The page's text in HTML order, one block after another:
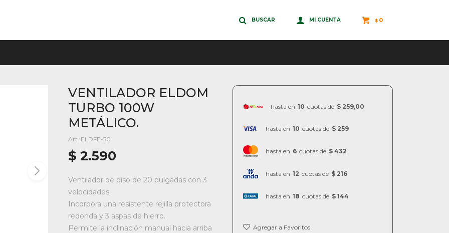
$ 0
VENTILADOR ELDOM
TURBO 100W
METÁLICO.
ELDFE-50
$ 2.590
Ventilador de piso de 20 pulgadas con 3
velocidades.
Incorpora una resistente rejilla protectora
redonda y 3 aspas de hierro.
Permite la inclinación manual hacia arriba
hasta en 10 cuotas de $ 259,00
hasta en 10 cuotas de $ 259
hasta en 6 cuotas de $ 432
hasta en 12 cuotas de $ 216
hasta en 18 cuotas de $ 144